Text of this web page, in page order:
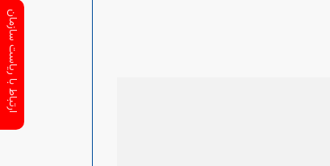
ارتباط با ریاست سازمان